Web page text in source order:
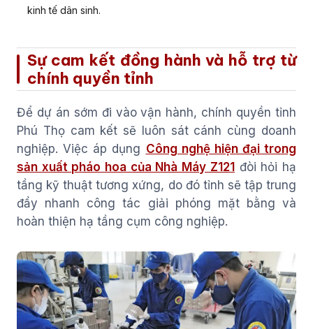
kinh tế dân sinh.
Sự cam kết đồng hành và hỗ trợ từ
chính quyền tỉnh
Để dự án sớm đi vào vận hành, chính quyền tỉnh
Phú Thọ cam kết sẽ luôn sát cánh cùng doanh
nghiệp. Việc áp dụng Công nghệ hiện đại trong
sản xuất pháo hoa của Nhà Máy Z121 đòi hỏi hạ
tầng kỹ thuật tương xứng, do đó tỉnh sẽ tập trung
đẩy nhanh công tác giải phóng mặt bằng và
hoàn thiện hạ tầng cụm công nghiệp.